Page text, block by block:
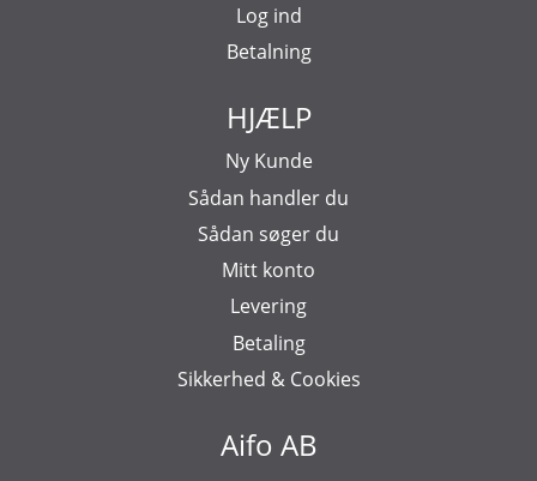
Aifo AB
Log ind
Betalning
HJÆLP
Ny Kunde
Sådan handler du
Sådan søger du
Mitt konto
Levering
Betaling
Sikkerhed & Cookies